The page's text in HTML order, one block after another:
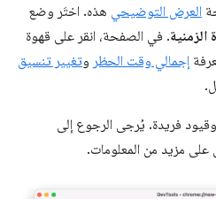
العرض التوضيحي هذه. اختَر وضع
الزمنية. في الصفحة، انقر على قهوة
إجمالي وقت الحظر وتغيير تنسيق
فريدة. يُرجى الرجوع إلى
مزيد من المعلومات.